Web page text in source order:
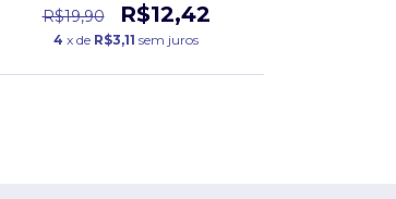
R$19,90 R$12,42
4 x de R$3,11 sem juros